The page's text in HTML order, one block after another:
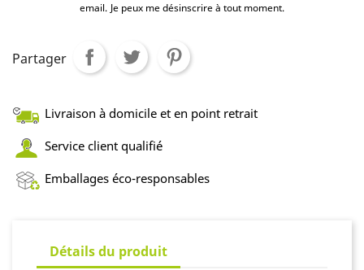
email. Je peux me désinscrire à tout moment.
Partager
Livraison à domicile et en point retrait
Service client qualifié
Emballages éco-responsables
Détails du produit